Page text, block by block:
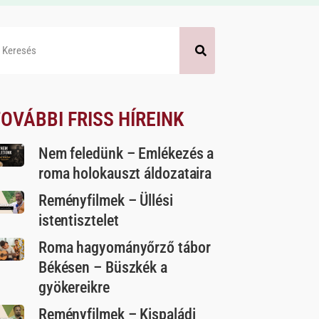
FRISS HÍREINK
Nem feledünk – Emlékezés a
roma holokauszt áldozataira
Reményfilmek – Üllési
istentisztelet
Roma hagyományőrző tábor
Békésen – Büszkék a
gyökereikre
Reményfilmek – Kispaládi